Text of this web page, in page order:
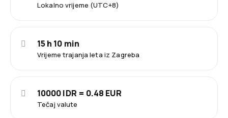
Lokalno vrijeme (UTC+8)
Vrijeme trajanja leta iz Zagreba
15 h 10 min
Tečaj valute
10000 IDR = 0.48 EUR